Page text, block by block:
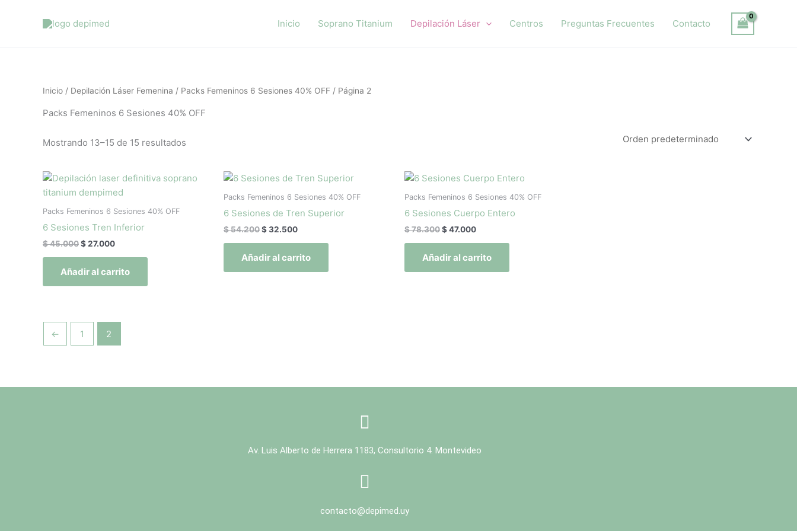
Inicio Soprano Titanium Depilación Láser Centros Preguntas Frecuentes Contacto
Inicio / Depilación Láser Femenina / Packs Femeninos 6 Sesiones 40% OFF / Página 2
Packs Femeninos 6 Sesiones 40% OFF
Mostrando 13–15 de 15 resultados
Packs Femeninos 6 Sesiones 40% OFF
6 Sesiones Tren Inferior
$45.000
El
original
era:
$ 45.000.
$27.000
El
actual
es:
$ 27.000.
Añadir al carrito
Packs Femeninos 6 Sesiones 40% OFF
6 Sesiones de Tren Superior
$54.200
El
original
$ 54.200.
$32.500
El
actual
$ 32.500.
Añadir al carrito
Packs Femeninos 6 Sesiones 40% OFF
6 Sesiones Cuerpo Entero
$78.300
El
original
$ 78.300.
$47.000
El
precio
actual
$ 47.000.
Añadir al carrito
← 1 2
Av. Luis Alberto de Herrera 1183, Consultorio 4. Montevideo
contacto@depimed.uy